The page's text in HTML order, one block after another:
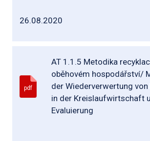
26.08.2020
pdf
AT 1.1.5 Metodika
oběhovém hospodářství/
der Wiederverwertung
in der Kreislaufwirtschaft
Evaluierung